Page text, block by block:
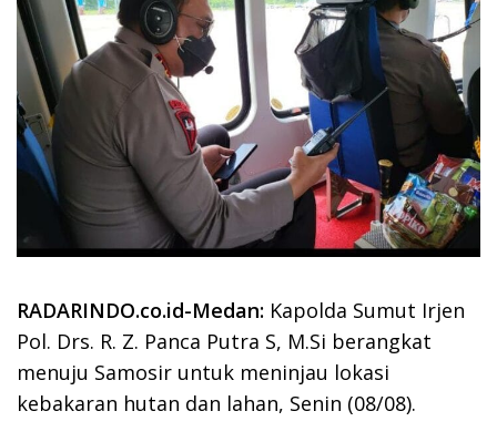
RADARINDO.co.id-Medan: Kapolda Sumut Irjen
Pol. Drs. R. Z. Panca Putra S, M.Si berangkat
menuju Samosir untuk meninjau lokasi
kebakaran hutan dan lahan, Senin (08/08).